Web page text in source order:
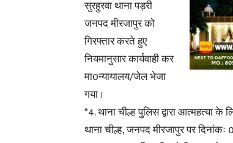
सुरहुरवा थाना पड़री
जनपद मीरजापुर को
गिरफ्तार करते हुए
नियमानुसार कार्यवाही कर
मा0न्यायालय/जेल भेजा
गया ।
*4. थाना चील्ह पुलिस द्वारा आत्महत्या
थाना चील्ह, जनपद मीरजापुर पर दिनांकः